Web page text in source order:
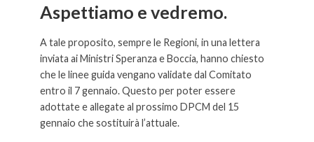
Aspettiamo e vedremo.
A tale proposito, sempre le Regioni, in una lettera
inviata ai Ministri Speranza e Boccia, hanno chiesto
che le linee guida vengano validate dal Comitato
entro il 7 gennaio. Questo per poter essere
adottate e allegate al prossimo DPCM del 15
gennaio che sostituirà l’attuale.